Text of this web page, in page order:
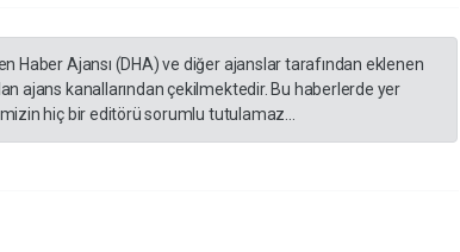
Haber Ajansı (DHA) ve diğer ajanslar tarafından eklenen
ajans kanallarından çekilmektedir. Bu haberlerde yer
hiç bir editörü sorumlu tutulamaz...